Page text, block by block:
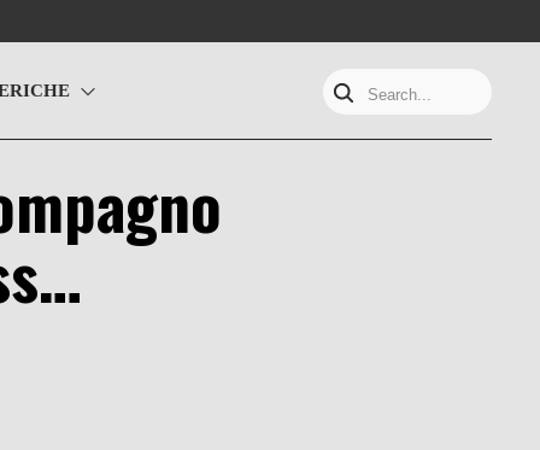
Search...